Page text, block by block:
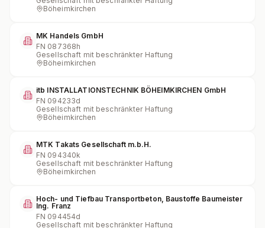
Böheimkirchen
MK Handels GmbH
FN 087368h
Gesellschaft mit beschränkter Haftung
Böheimkirchen
itb INSTALLATIONSTECHNIK BÖHEIMKIRCHEN GmbH
FN 094233d
Gesellschaft mit beschränkter Haftung
Böheimkirchen
MTK Takats Gesellschaft m.b.H.
FN 094340k
Gesellschaft mit beschränkter Haftung
Böheimkirchen
Hoch- und Tiefbau Transportbeton, Baustoffe Baumeister
Ing. Franz
FN 094454d
Gesellschaft mit beschränkter Haftung